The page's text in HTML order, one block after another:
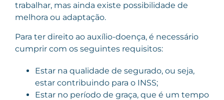
trabalhar, mas ainda existe possibilidade de
melhora ou adaptação.
Para ter direito ao auxílio-doença, é necessário
cumprir com os seguintes requisitos:
Estar na qualidade de segurado, ou seja,
estar contribuindo para o INSS;
Estar no período de graça, que é um tempo